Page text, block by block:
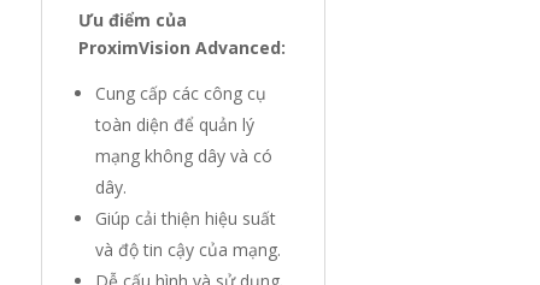
Ưu điểm của
ProximVision Advanced:
Cung cấp các công cụ
toàn diện để quản lý
mạng không dây và có
dây.
Giúp cải thiện hiệu suất
và độ tin cậy của mạng.
Dễ cấu hình và sử dụng.